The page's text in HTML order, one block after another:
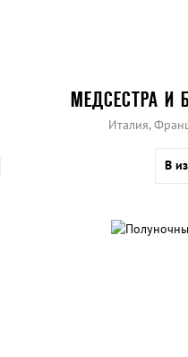
МЕДСЕСТРА И
Италия,
В